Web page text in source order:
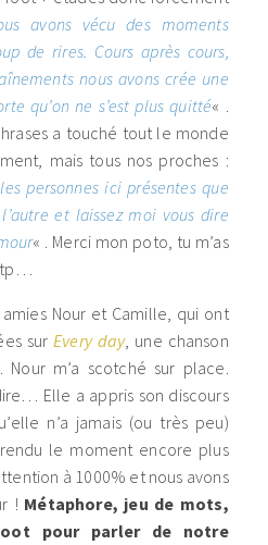
avons vécu des moments
de rires. Cours après cours,
nous avons crée une
qu’on ne s’est plus quitté« .
a touché tout le monde
mais tous nos proches :
personnes ici présentes que
et laissez moi vous dire
« . Merci mon poto, tu m’as
Nour et Camille, qui ont
surEvery day, une chanson
Nour m’a scotché sur place.
Elle a appris son discours
n’a jamais (ou très peu)
le moment encore plus
à 1000% et nous avons
! Métaphore, jeu de mots,
pour parler de notre